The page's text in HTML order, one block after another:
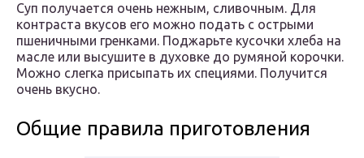
Суп получается очень нежным, сливочным. Для
контраста вкусов его можно подать с острыми
пшеничными гренками. Поджарьте кусочки хлеба на
масле или высушите в духовке до румяной корочки.
Можно слегка присыпать их специями. Получится
очень вкусно.
Общие правила приготовления